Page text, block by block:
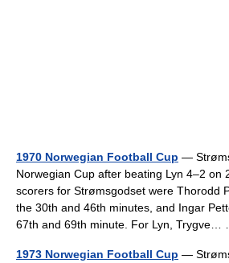
1970 Norwegian Football Cup —
Norwegian Cup after beating Lyn 4–2 on
scorers for Strømsgodset were Thorodd
the 30th and 46th minutes, and Ingar
67th and 69th minute. For Lyn,
1973 Norwegian Football Cup —